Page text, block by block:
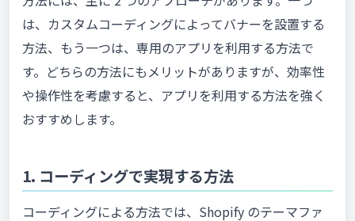
は、カスタムコーディングによってバナーを設置する
方法、もう一つは、専用のアプリを利用する方法で
す。どちらの方法にもメリットがありますが、効率性
や操作性を考慮すると、アプリを利用する方法を強く
おすすめします。
1. コーディングで実現する方法
コーディングによる方法では、Shopify のテーマファ